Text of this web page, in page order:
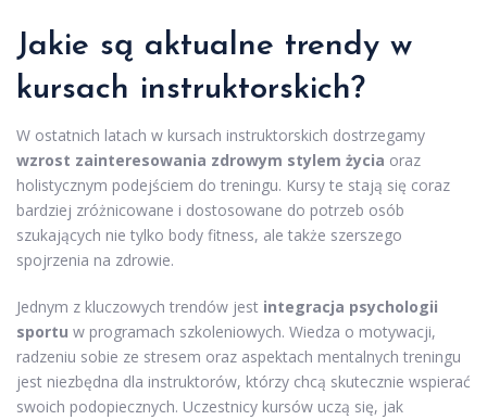
Jakie są aktualne trendy w
kursach instruktorskich?
W ostatnich latach w kursach instruktorskich dostrzegamy
wzrost zainteresowania zdrowym stylem życia oraz
holistycznym podejściem do treningu. Kursy te stają się coraz
bardziej zróżnicowane i dostosowane do potrzeb osób
szukających nie tylko body fitness, ale także szerszego
spojrzenia na zdrowie.
Jednym z kluczowych trendów jest integracja psychologii
sportu w programach szkoleniowych. Wiedza o motywacji,
radzeniu sobie ze stresem oraz aspektach mentalnych treningu
jest niezbędna dla instruktorów, którzy chcą skutecznie wspierać
swoich podopiecznych. Uczestnicy kursów uczą się, jak